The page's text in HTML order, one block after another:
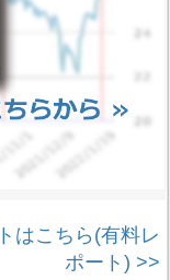
はこちら(有料レ
ポート) >>